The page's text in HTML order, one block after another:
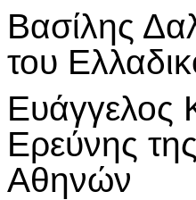
Βασίλης
του
Ευάγγελος
Ερεύνης
Αθηνών